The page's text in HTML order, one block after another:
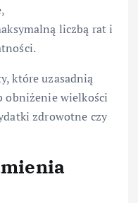
liczbą rat i
które uzasadnią
obniżenie wielkości
zdrowotne czy